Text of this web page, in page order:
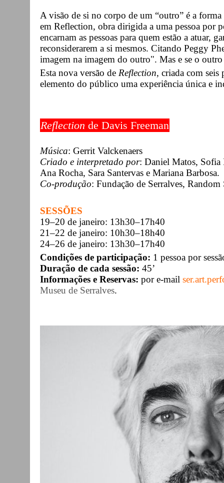
A visão de si no corpo de um “outro” é a
em Reflection, obra dirigida a uma pessoa por
encarnam as pessoas para quem estão a atuar,
reconsiderarem a si mesmos. Citando Peggy
imagem na imagem do outro". Mas e se o
Esta nova versão de Reflection, criada com seis
elemento do público uma experiência única e
Reflection de Davis Freeman
Música: Gerrit Valckenaers
Criado e interpretado por: Daniel Matos, Sofia
Ana Rocha, Sara Santervas e Mariana Barbosa.
Co-produção: Fundação de Serralves,
SESSÕES
19–20 de janeiro: 13h30–17h40
21–22 de janeiro: 10h30–18h40
24–26 de janeiro: 13h30–17h40
Condições de participação: 1 pessoa por
Duração de cada sessão: 45’
Informações e Reservas: por e-mail
Museu de Serralves.